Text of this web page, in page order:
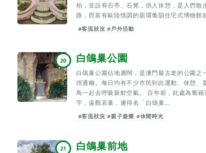
柏，並設有石亭、石凳，供人休憩，是人們
路，而富有歐陸情調的龍環葡韻住宅式博物館
#客流狀況 #戶外活動
20 白鴿巢公園
白鴿巢公園佔地廣闊，是澳門最古老的公園
徑通幽。每日均有不少市民到此運動、休憩
鳥一起去呼吸新鮮空氣。 百年前，此處為葡
宇，遠觀若巢，遂得名「白鴿巢...
#客流狀況 #親子遊樂 #休閒時光
21 白鴿巢前地